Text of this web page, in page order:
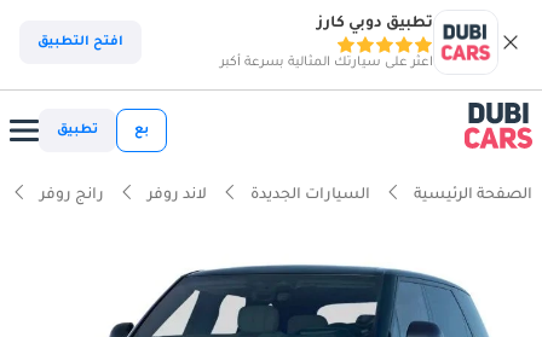
تطبيق دوبي كارز
اعثر على سيارتك المثالية بسرعة أكبر
افتح التطبيق
بع تطبيق
الصفحة الرئيسية السيارات الجديدة لاند روفر رانج روفر